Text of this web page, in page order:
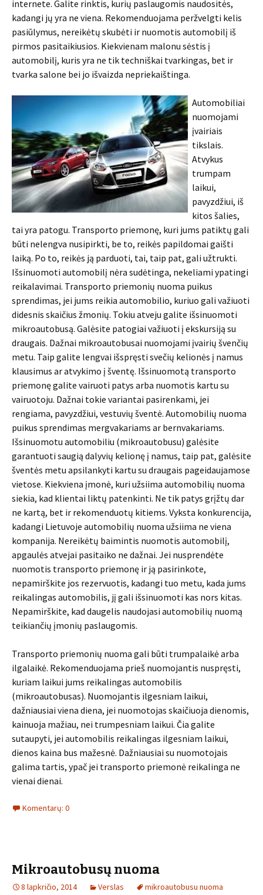
internete. Galite rinktis, kurių paslaugomis naudositės,
kadangi jų yra ne viena. Rekomenduojama peržvelgti kelis
pasiūlymus, nereikėtų skubėti ir nuomotis automobilį iš
pirmos pasitaikiusios. Kiekvienam malonu sėstis į
automobilį, kuris yra ne tik techniškai tvarkingas, bet ir
tvarka salone bei jo išvaizda nepriekaištinga.
Automobiliai
nuomojami
įvairiais
tikslais.
Atvykus
trumpam
laikui,
pavyzdžiui, iš
kitos šalies,
tai yra patogu. Transporto priemonę, kuri jums patiktų gali
būti nelengva nusipirkti, be to, reikės papildomai gaišti
laiką. Po to, reikės ją parduoti, tai, taip pat, gali užtrukti.
Išsinuomoti automobilį nėra sudėtinga, nekeliami ypatingi
reikalavimai. Transporto priemonių nuoma puikus
sprendimas, jei jums reikia automobilio, kuriuo gali važiuoti
didesnis skaičius žmonių. Tokiu atveju galite išsinuomoti
mikroautobusą. Galėsite patogiai važiuoti į ekskursiją su
draugais. Dažnai mikroautobusai nuomojami įvairių švenčių
metu. Taip galite lengvai išspręsti svečių kelionės į namus
klausimus ar atvykimo į šventę. Išsinuomotą transporto
priemonę galite vairuoti patys arba nuomotis kartu su
vairuotoju. Dažnai tokie variantai pasirenkami, jei
rengiama, pavyzdžiui, vestuvių šventė. Automobilių nuoma
puikus sprendimas mergvakariams ar bernvakariams.
Išsinuomotu automobiliu (mikroautobusu) galėsite
garantuoti saugią dalyvių kelionę į namus, taip pat, galėsite
šventės metu apsilankyti kartu su draugais pageidaujamose
vietose. Kiekviena įmonė, kuri užsiima automobilių nuoma
siekia, kad klientai liktų patenkinti. Ne tik patys grįžtų dar
ne kartą, bet ir rekomenduotų kitiems. Vyksta konkurencija,
kadangi Lietuvoje automobilių nuoma užsiima ne viena
kompanija. Nereikėtų baimintis nuomotis automobilį,
apgaulės atvejai pasitaiko ne dažnai. Jei nusprendėte
nuomotis transporto priemonę ir ją pasirinkote,
nepamirškite jos rezervuotis, kadangi tuo metu, kada jums
reikalingas automobilis, jį gali išsinuomoti kas nors kitas.
Nepamirškite, kad daugelis naudojasi automobilių nuomą
teikiančių įmonių paslaugomis.
Transporto priemonių nuoma gali būti trumpalaikė arba
ilgalaikė. Rekomenduojama prieš nuomojantis nuspręsti,
kuriam laikui jums reikalingas automobilis
(mikroautobusas). Nuomojantis ilgesniam laikui,
dažniausiai viena diena, jei nuomotojas skaičiuoja dienomis,
kainuoja mažiau, nei trumpesniam laikui. Čia galite
sutaupyti, jei automobilis reikalingas ilgesniam laikui,
dienos kaina bus mažesnė. Dažniausiai su nuomotojais
galima tartis, ypač jei transporto priemonė reikalinga ne
vienai dienai.
Komentarų: 0
Mikroautobusų nuoma
8 lapkričio, 2014 Verslas
mikroautobusu nuoma